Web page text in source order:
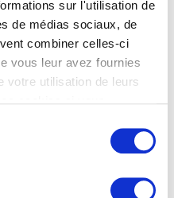
sur l'utilisation de
de médias sociaux, de
combiner celles-ci
vous leur avez fournies
votre utilisation de leurs